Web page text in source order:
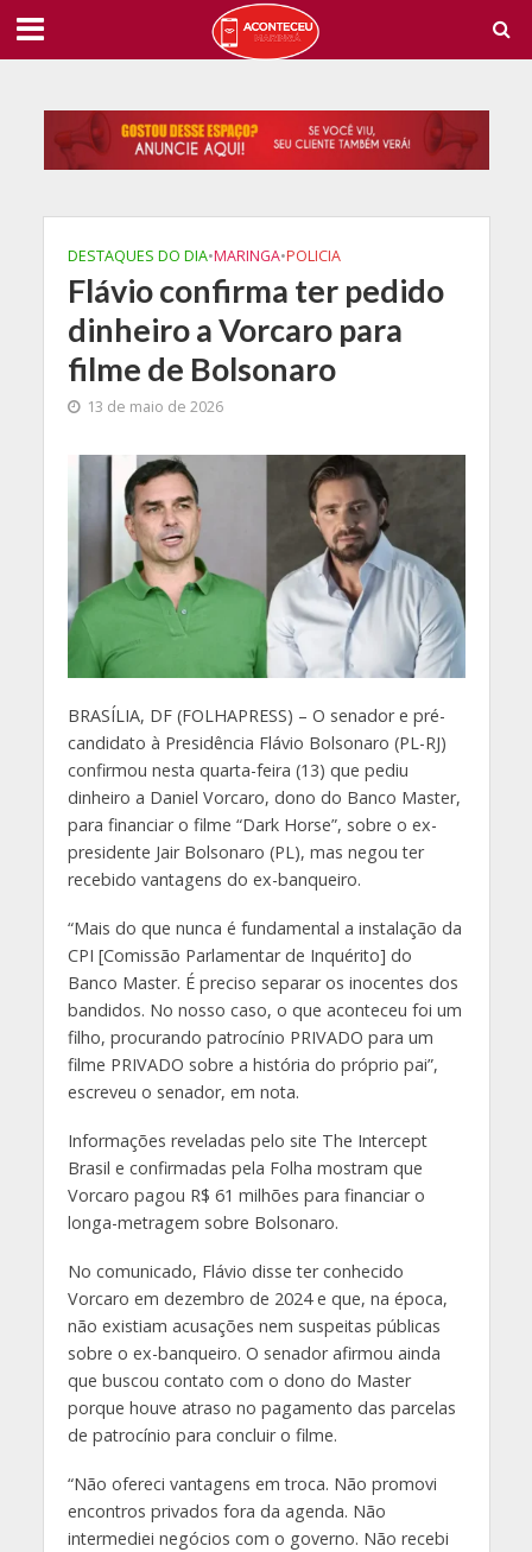
DESTAQUES DO DIA•MARINGA•POLICIA
Flávio confirma ter pedido
dinheiro a Vorcaro para
filme de Bolsonaro
13 de maio de 2026
BRASÍLIA, DF (FOLHAPRESS) – O senador e pré-
candidato à Presidência Flávio Bolsonaro (PL-RJ)
confirmou nesta quarta-feira (13) que pediu
dinheiro a Daniel Vorcaro, dono do Banco Master,
para financiar o filme “Dark Horse”, sobre o ex-
presidente Jair Bolsonaro (PL), mas negou ter
recebido vantagens do ex-banqueiro.
“Mais do que nunca é fundamental a instalação da
CPI [Comissão Parlamentar de Inquérito] do
Banco Master. É preciso separar os inocentes dos
bandidos. No nosso caso, o que aconteceu foi um
filho, procurando patrocínio PRIVADO para um
filme PRIVADO sobre a história do próprio pai”,
escreveu o senador, em nota.
Informações reveladas pelo site The Intercept
Brasil e confirmadas pela Folha mostram que
Vorcaro pagou R$ 61 milhões para financiar o
longa-metragem sobre Bolsonaro.
No comunicado, Flávio disse ter conhecido
Vorcaro em dezembro de 2024 e que, na época,
não existiam acusações nem suspeitas públicas
sobre o ex-banqueiro. O senador afirmou ainda
que buscou contato com o dono do Master
porque houve atraso no pagamento das parcelas
de patrocínio para concluir o filme.
“Não ofereci vantagens em troca. Não promovi
encontros privados fora da agenda. Não
intermediei negócios com o governo. Não recebi